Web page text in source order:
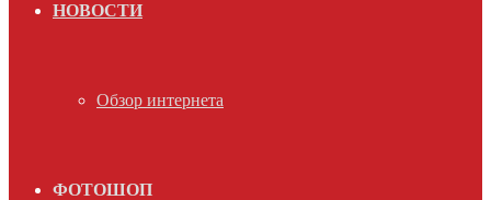
НОВОСТИ
Обзор интернета
ФОТОШОП